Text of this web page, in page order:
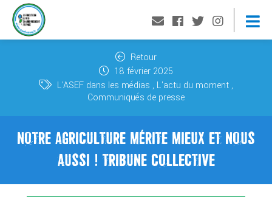
Retour
18 février 2025
L'ASEF dans les médias
L'actu du moment
Communiqués de presse
NOTRE AGRICULTURE MÉRITE MIEUX ET NOUS
AUSSI ! TRIBUNE COLLECTIVE